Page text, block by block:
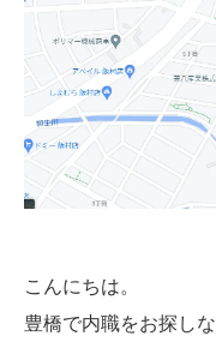
こんにちは。
豊橋で内職をお探し